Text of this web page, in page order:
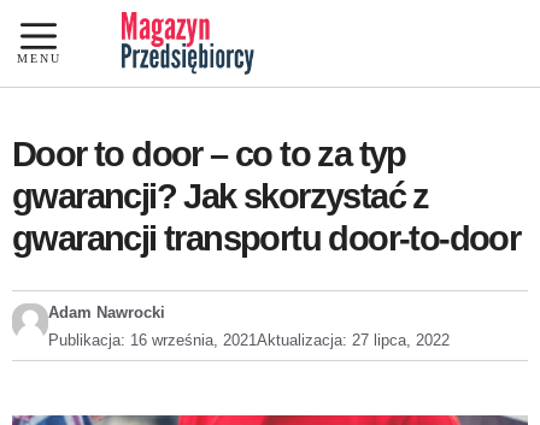
Przejdź
do
treści
MENU
Door to door – co to za typ
gwarancji? Jak skorzystać z
gwarancji transportu door-to-door
Adam Nawrocki
Publikacja: 16 września, 2021Aktualizacja: 27 lipca, 2022